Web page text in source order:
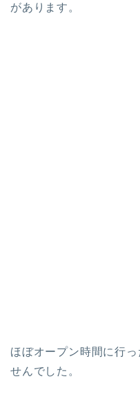
があります。
ほぼオープン時間に行
せんでした。